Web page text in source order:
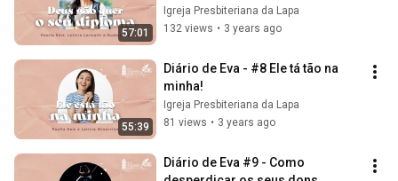
57:01
Igreja Presbiteriana da Lapa
132 views • 3 years ago
55:39
Diário de Eva - #8 Ele tá tão na
minha!
Igreja Presbiteriana da Lapa
81 views • 3 years ago
Diário de Eva #9 - Como